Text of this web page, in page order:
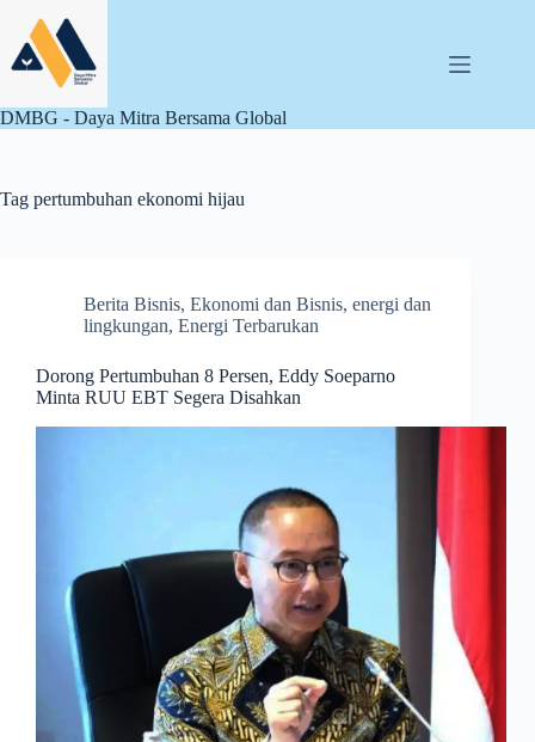
content
DMBG - Daya Mitra Bersama Global
Tag pertumbuhan ekonomi hijau
Berita Bisnis, Ekonomi dan Bisnis, energi dan
lingkungan, Energi Terbarukan
Dorong Pertumbuhan 8 Persen, Eddy Soeparno
Minta RUU EBT Segera Disahkan